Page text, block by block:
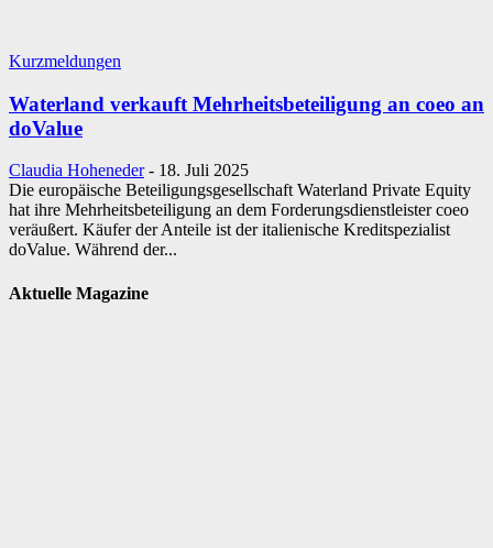
Kurzmeldungen
Waterland verkauft Mehrheitsbeteiligung an coeo an
doValue
Claudia Hoheneder - 18. Juli 2025
Die europäische Beteiligungsgesellschaft Waterland Private Equity
hat ihre Mehrheitsbeteiligung an dem Forderungsdienstleister coeo
veräußert. Käufer der Anteile ist der italienische Kreditspezialist
doValue. Während der...
Aktuelle Magazine